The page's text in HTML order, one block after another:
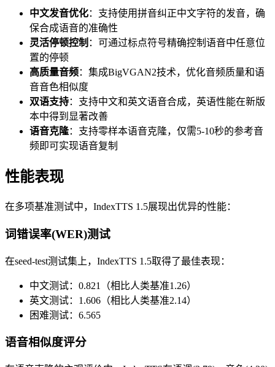
中文发音优化：支持使用拼音纠正中文字符的发音，确
保合成语音的准确性
灵活停顿控制 ：可通过标点符号精确控制语音中任意位
置的停顿
高质量音频：集成BigVGAN2技术，优化音频质量和语
音音色相似度
双语支持：支持中文和英文语音合成，英语性能在新版
本中得到显著改善
语音克隆：支持零样本语音克隆，仅需5-10秒的参考音
频即可实现语音复制
性能表现
在多项基准测试中，IndexTTS 1.5展现出优异的性能：
词错误率(WER)测试
在seed-test测试集上，IndexTTS 1.5取得了最佳表现：
中文测试：0.821（相比人类基准1.26）
英文测试：1.606（相比人类基准2.14）
困难测试：6.565
语音相似度评分